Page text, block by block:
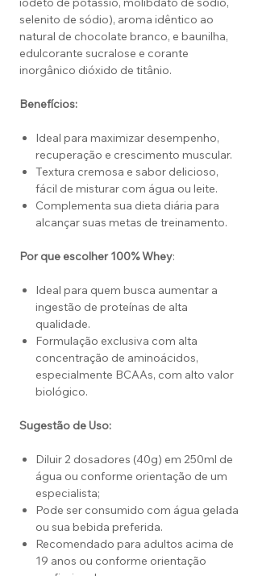
selenito de sódio), aroma idêntico ao
natural de chocolate branco, e baunilha,
edulcorante sucralose e corante
inorgânico dióxido de titânio.
Benefícios:
Ideal para maximizar desempenho,
recuperação e crescimento muscular.
Textura cremosa e sabor delicioso,
fácil de misturar com água ou leite.
Complementa sua dieta diária para
alcançar suas metas de treinamento.
Por que escolher 100% Whey:
Ideal para quem busca aumentar a
ingestão de proteínas de alta
qualidade.
Formulação exclusiva com alta
concentração de aminoácidos,
especialmente BCAAs, com alto valor
biológico.
Sugestão de Uso:
Diluir 2 dosadores (40g) em 250ml de
água ou conforme orientação de um
especialista;
Pode ser consumido com água gelada
ou sua bebida preferida.
Recomendado para adultos acima de
19 anos ou conforme orientação